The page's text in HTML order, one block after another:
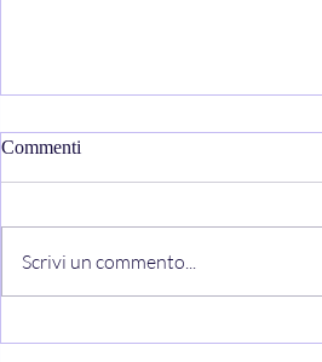
Commenti
Scrivi un commento...